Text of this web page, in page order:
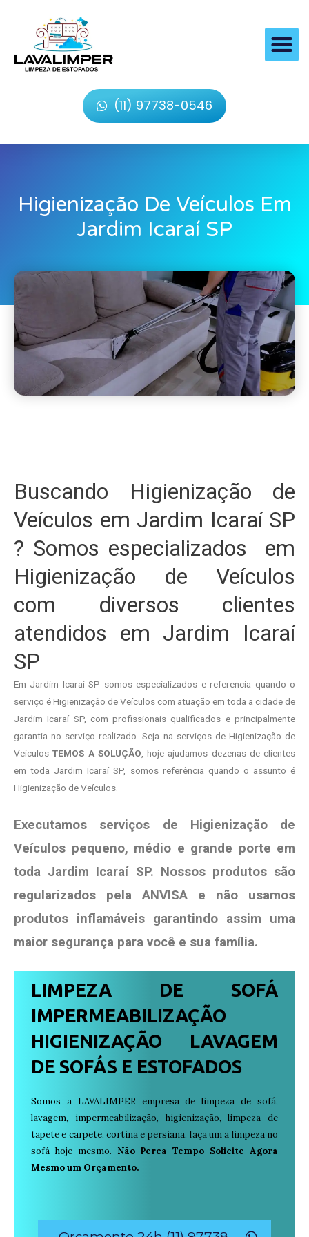
(11) 97738-0546
Higienização De Veículos Em
Jardim Icaraí SP
Buscando Higienização de
Veículos em Jardim Icaraí SP
? Somos especializados em
Higienização de Veículos
com diversos clientes
atendidos em Jardim Icaraí
SP
Em Jardim Icaraí SP somos especializados e referencia quando o
serviço é Higienização de Veículos com atuação em toda a cidade de
Jardim Icaraí SP, com profissionais qualificados e principalmente
garantia no serviço realizado. Seja na serviços de Higienização de
VeículosTEMOS A SOLUÇÃO , hoje ajudamos dezenas de clientes
em toda Jardim Icaraí SP, somos referência quando o assunto é
Higienização de Veículos.
Executamos serviços de Higienização de
Veículos pequeno, médio e grande porte em
toda Jardim Icaraí SP. Nossos produtos são
regularizados pela ANVISA e não usamos
produtos inflamáveis garantindo assim uma
maior segurança para você e sua família.
LIMPEZA DE SOFÁ
IMPERMEABILIZAÇÃO
HIGIENIZAÇÃO LAVAGEM
DE SOFÁS E ESTOFADOS
Somos a LAVALIMPER empresa de limpeza de sofá,
lavagem, impermeabilização, higienização, limpeza de
tapete e carpete, cortina e persiana, faça um a limpeza no
sofá hoje mesmo. Não Perca Tempo Solicite Agora
Mesmo um Orçamento.